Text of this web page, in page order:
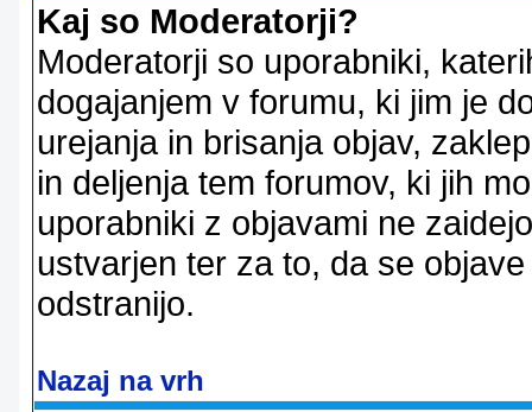
Kaj so Moderatorji?
Moderatorji so uporabniki,
dogajanjem v forumu, ki jim je
urejanja in brisanja objav,
in deljenja tem forumov, ki jih
uporabniki z objavami ne
ustvarjen ter za to, da se
odstranijo.
Nazaj na vrh